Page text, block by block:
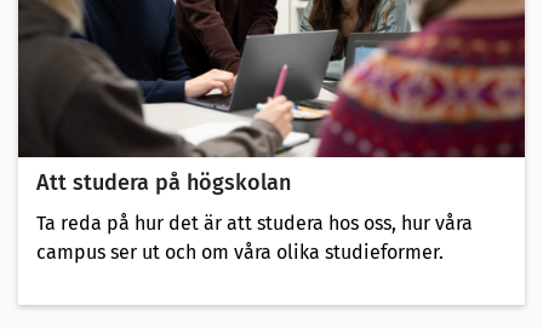
Att studera på högskolan
Ta reda på hur det är att studera hos oss, hur våra
campus ser ut och om våra olika studieformer.